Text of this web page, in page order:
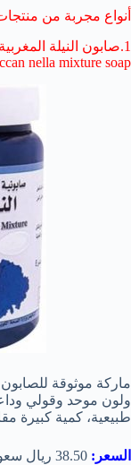
أنواع مجربة من منتجات
nella mixture soap
ماركة موثوقة للصابون
ولون موحد وقولي
طبيعية، كمية كبيرة
السعر: